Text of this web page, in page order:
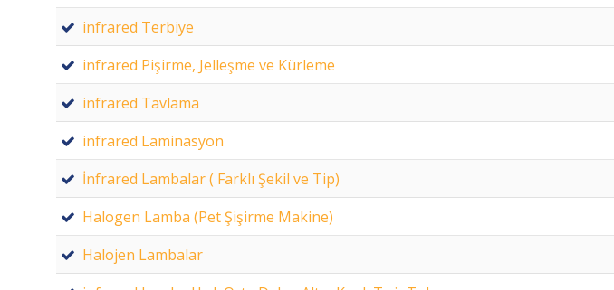
infrared Terbiye
infrared Pişirme, Jelleşme ve Kürleme
infrared Tavlama
infrared Laminasyon
İnfrared Lambalar ( Farklı Şekil ve Tip)
Halogen Lamba (Pet Şişirme Makine)
Halojen Lambalar